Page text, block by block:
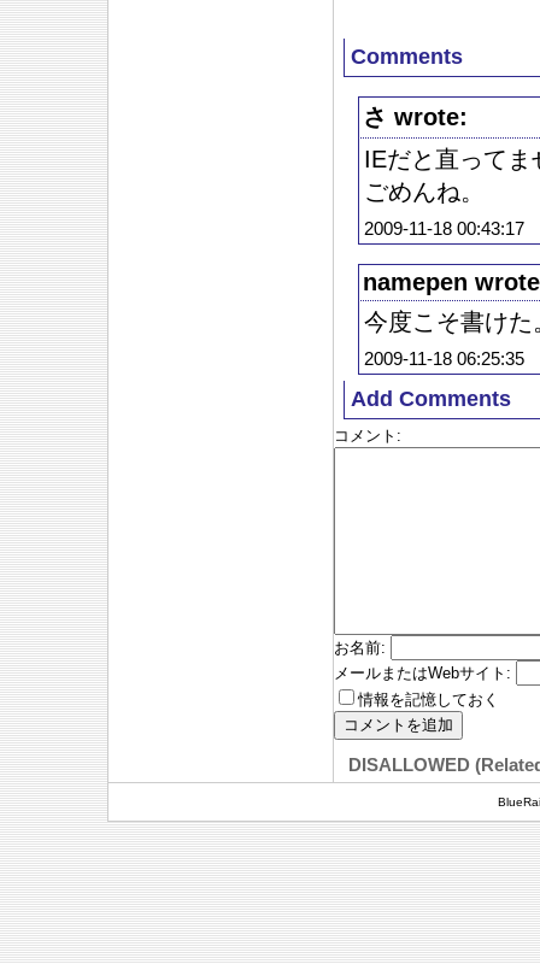
Comments
さ wrote:
IEだと直ってま
ごめんね。
2009-11-18 00:43:17
namepen
今度こそ書け
2009-11-18 06:25:35
Add Comments
コメント :
お名前:
メールまたはWebサイト :
情報を記憶しておく
DISALLOWED